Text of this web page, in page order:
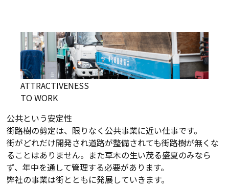
ATTRACTIVENESS
TO WORK
公共という安定性
街路樹の剪定は、限りなく公共事業に近い仕事です。
街がどれだけ開発され道路が整備されても街路樹が無くな
ることはありません。また草木の生い茂る盛夏のみなら
ず、年中を通して管理する必要があります。
弊社の事業は街とともに発展していきます。